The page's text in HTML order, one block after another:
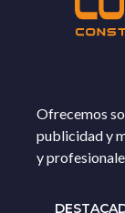
Ofrecemos
publicidad y
y